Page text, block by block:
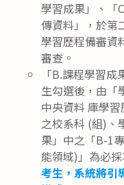
學習成果」、「
傳資料」，於第
學習歷程備審資
審查。
「B.課程學習
生勾選後，由「
中央資料 庫學
之校系科 (組)、
果」中之「B-1
能領域)」為必採
考生，系統將引